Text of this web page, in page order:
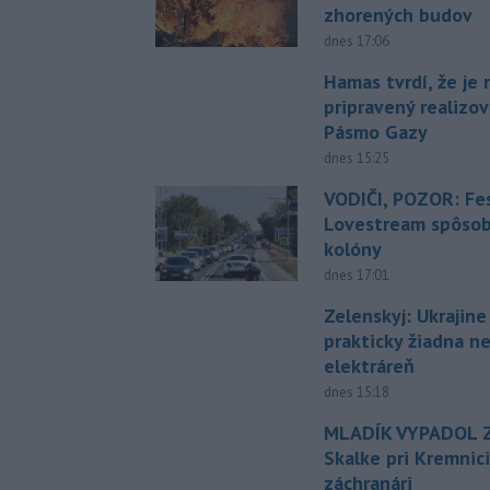
zhorených budov
dnes 17:06
Hamas tvrdí, že je
pripravený
Pásmo Gazy
dnes 15:25
VODIČI, POZOR:
Lovestream
kolóny
dnes 17:01
Zelenskyj:
prakticky žiadna
elektráreň
dnes 15:18
MLADÍK VYPADOL
Skalke pri
záchranári